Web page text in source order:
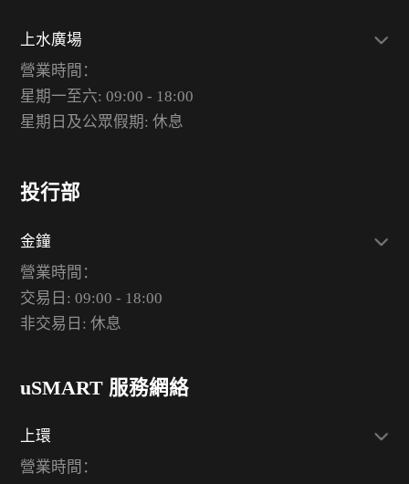
上水廣場
營業時間：
星期一至六: 09:00 - 18:00
星期日及公眾假期: 休息
投行部
金鐘
營業時間：
交易日: 09:00 - 18:00
非交易日: 休息
uSMART 服務網絡
上環
營業時間：